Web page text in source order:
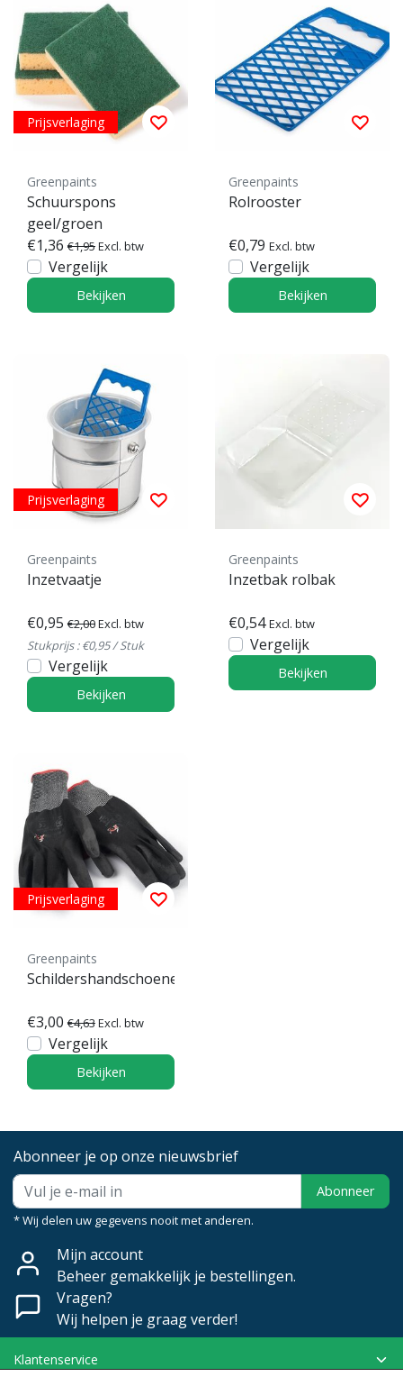
Prijsverlaging
Greenpaints
Schuurspons
geel/groen
€1,36 €1,95Excl. btw
Vergelijk
Bekijken
Greenpaints
Rolrooster
€0,79 Excl. btw
Vergelijk
Bekijken
Prijsverlaging
Greenpaints
Inzetvaatje
€0,95 €2,00Excl. btw
Stukprijs : €0,95 / Stuk
Vergelijk
Bekijken
Greenpaints
Inzetbak rolbak
€0,54 Excl. btw
Vergelijk
Bekijken
Prijsverlaging
Greenpaints
Schildershandschoenen
€3,00 €4,63Excl. btw
Vergelijk
Bekijken
Abonneer je op onze nieuwsbrief
Abonneer
* Wij delen uw gegevens nooit met anderen.
Mijn account
Beheer gemakkelijk je bestellingen.
Vragen?
Wij helpen je graag verder!
Klantenservice